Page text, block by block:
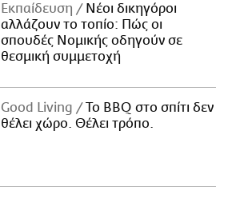
Εκπαίδευση
Νέοι δικηγόροι
αλλάζουν το τοπίο: Πώς οι
σπουδές Νομικής οδηγούν σε
θεσμική συμμετοχή
Good Living
Το BBQ στο σπίτι δεν
θέλει χώρο. Θέλει τρόπο.